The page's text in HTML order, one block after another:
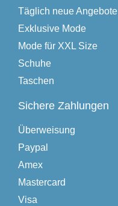
Täglich neue Angebote
Exklusive Mode
Mode für XXL Size
Schuhe
Taschen
Sichere Zahlungen
Überweisung
Paypal
Amex
Mastercard
Visa